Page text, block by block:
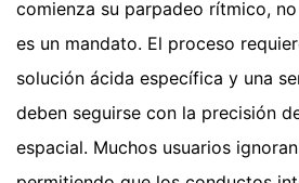
comienza su parpadeo rítmico,
es un mandato. El proceso
solución ácida específica y una
deben seguirse con la precisión
espacial. Muchos usuarios